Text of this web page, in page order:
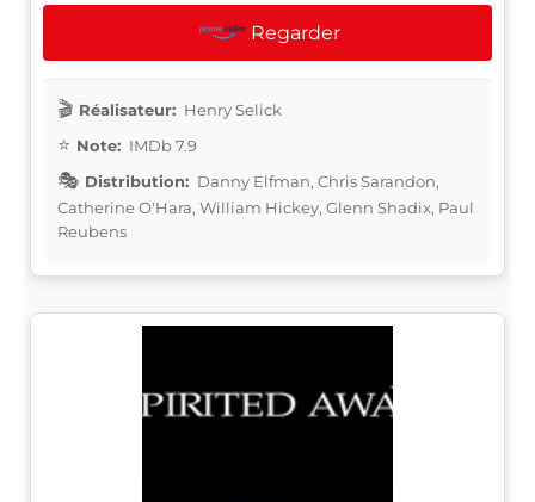
Regarder
Réalisateur: Henry Selick
Note: IMDb 7.9
Distribution: Danny Elfman, Chris Sarandon,
Catherine O'Hara, William Hickey, Glenn Shadix, Paul
Reubens